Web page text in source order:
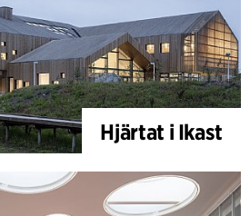
Hjärtat i Ikast